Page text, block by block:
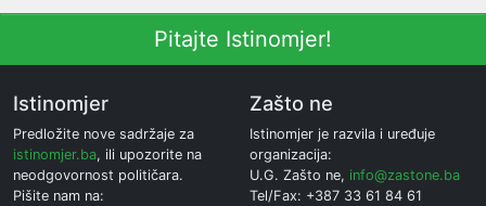
Pitajte Istinomjer!
Istinomjer
Predložite nove sadržaje za
istinomjer.ba, ili upozorite na
neodgovornost političara.
Pišite nam na:
Zašto ne
Istinomjer je razvila i uređuje
organizacija:
U.G. Zašto ne, info@zastone.ba
Tel/Fax: +387 33 61 84 61